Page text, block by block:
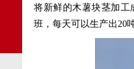
将新鲜的木薯块茎加工
班，每天可以生产出20